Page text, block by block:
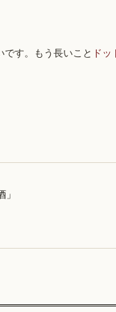
す。もう長いこと ド